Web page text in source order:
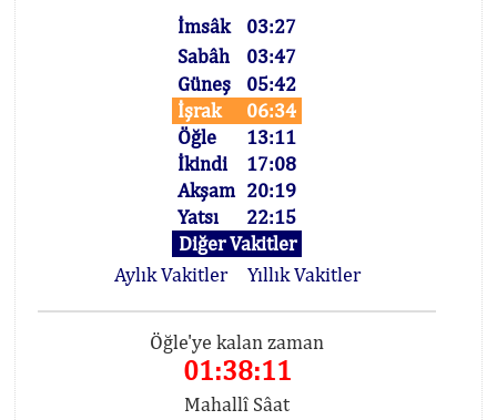
İmsâk
03:27
Sabâh
03:47
Güneş
05:42
İşrak
06:34
Öğle
13:11
İkindi
17:08
Akşam 20:19
Yatsı
22:15
Diğer Vakitler
Aylık Vakitler
Yıllık Vakitler
Öğle'ye kalan zaman
01:38:11
Mahallî Sâat